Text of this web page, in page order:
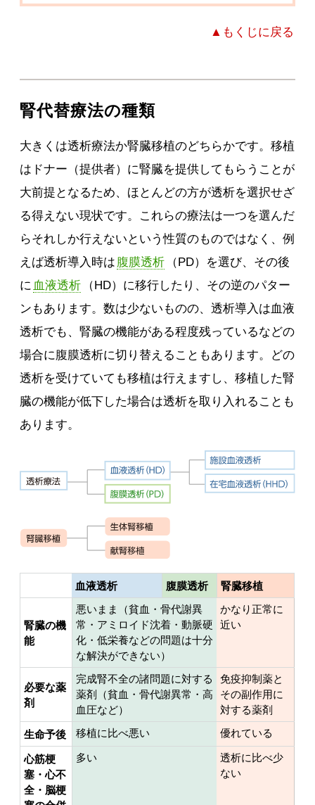
▲もくじに戻る
腎代替療法の種類
大きくは透析療法か腎臓移植のどちらかです。移植
はドナー（提供者）に腎臓を提供してもらうことが
大前提となるため、ほとんどの方が透析を選択せざ
る得えない現状です。これらの療法は一つを選んだ
らそれしか行えないという性質のものではなく、例
えば透析導入時は 腹膜透析
（PD）を選び、その後
に 血液透析
（HD）に移行したり、その逆のパター
ンもあります。数は少ないものの、透析導入は血液
透析でも、腎臓の機能がある程度残っているなどの
場合に腹膜透析に切り替えることもあります。どの
透析を受けていても移植は行えますし、移植した腎
臓の機能が低下した場合は透析を取り入れることも
あります。
血液透析 腹膜透析 腎臓移植
腎臓の機
能
悪いまま（貧血・骨代謝異
常・アミロイド沈着・動脈硬
化・低栄養などの問題は十分
な解決ができない）
かなり正常に
近い
必要な薬
剤
完成腎不全の諸問題に対する
薬剤（貧血・骨代謝異常・高
血圧など）
免疫抑制薬と
その副作用に
対する薬剤
生命予後 移植に比べ悪い 優れている
心筋梗
塞・心不
全・脳梗
多い
透析に比べ少
ない